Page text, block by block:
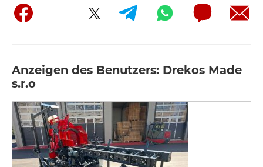
Anzeigen des Benutzers: Drekos Made
s.r.o